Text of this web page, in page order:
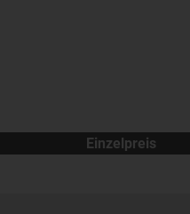
Einzelpreis